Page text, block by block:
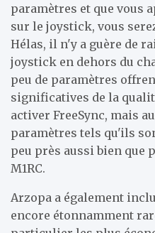
paramètres et que vous
sur le joystick, vous
Hélas, il n'y a guère de
joystick en dehors du
peu de paramètres
significatives de la
activer FreeSync, mais
paramètres tels qu'ils
peu près aussi bien que
M1RC.
Arzopa a également
encore étonnamment